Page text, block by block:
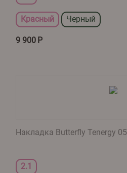
Красный Черный
9 900 Р
Накладка Butterfly Tenergy 05
2.1